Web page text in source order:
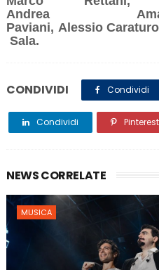
Andrea
Paviani, Alessio Caraturo
Sala.
CONDIVIDI Condividi
Condividi Pinterest
NEWS CORRELATE
MUSICA